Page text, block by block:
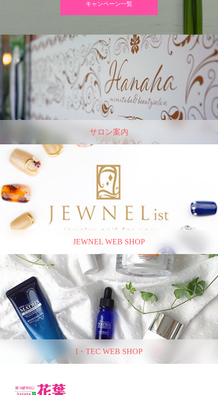
キャンペーン一覧
サロン案内
JEWNEL WEB SHOP
I・TEC WEB SHOP